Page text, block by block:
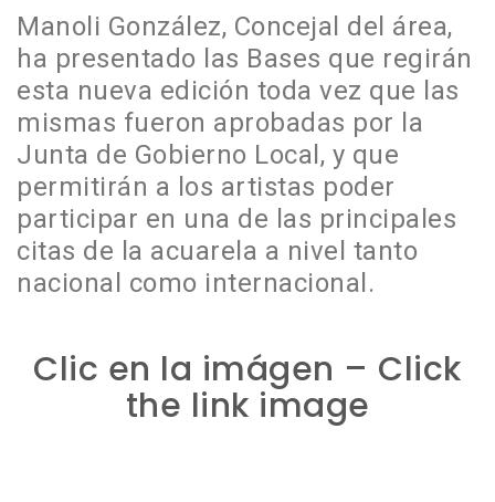
Manoli González, Concejal del área,
ha presentado las Bases que regirán
esta nueva edición toda vez que las
mismas fueron aprobadas por la
Junta de Gobierno Local, y que
permitirán a los artistas poder
participar en una de las principales
citas de la acuarela a nivel tanto
nacional como internacional.
Clic en la imágen – Click
the link image